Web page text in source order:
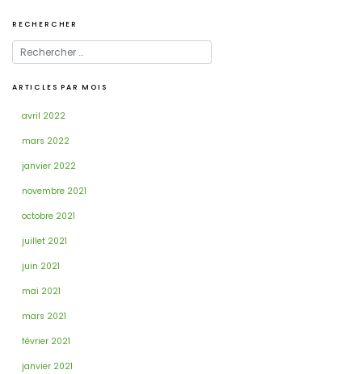
RECHERCHER
ARTICLES PAR MOIS
avril 2022
mars 2022
janvier 2022
novembre 2021
octobre 2021
juillet 2021
juin 2021
mai 2021
mars 2021
février 2021
janvier 2021